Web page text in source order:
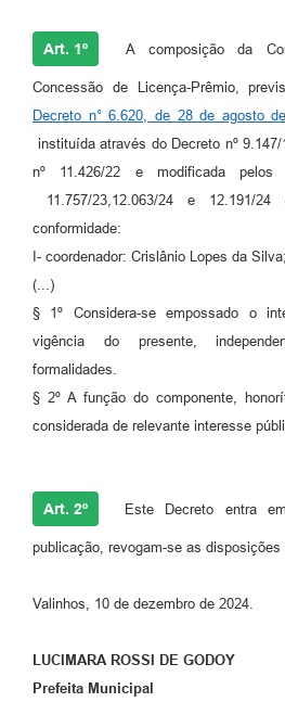
Editais
Serviços Online
A Prefeitura
Jornal
SIC
Art. 1º A composição da
Concessão de Licença-Prêmio,
Decreto n° 6.620, de 28 de agosto
instituída através do Decreto nº
nº 11.426/22 e modificada pelos
11.757/23,12.063/24 e 12.191/
conformidade:
I- coordenador: Crislânio Lopes da Silva;
(...)
§ 1º Considera-se empossado o
vigência do presente,
formalidades.
§ 2º A função do componente,
considerada de relevante interesse
Art. 2º Este Decreto entra
publicação, revogam-se as disposições
Valinhos, 10 de dezembro de 2024.
LUCIMARA ROSSI DE GODOY
Prefeita Municipal